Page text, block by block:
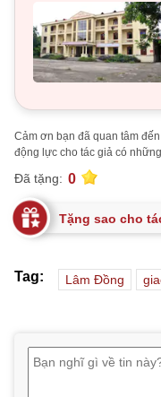
Cảm ơn bạn đã quan tâm
động lực cho tác giả có
Đã tặng: 0
Tặng sao cho
Tag: Lâm Đồng